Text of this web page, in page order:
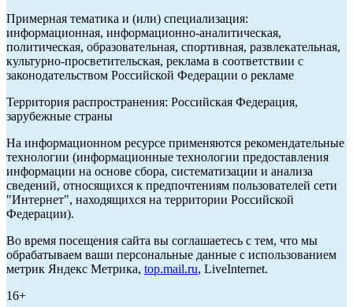
Примерная тематика и (или) специализация:
информационная, информационно-аналитическая,
политическая, образовательная, спортивная, развлекательная,
культурно-просветительская, реклама в соответствии с
законодательством Российской Федерации о рекламе
Территория распространения: Российская Федерация,
зарубежные страны
На информационном ресурсе применяются рекомендательные
технологии (информационные технологии предоставления
информации на основе сбора, систематизации и анализа
сведений, относящихся к предпочтениям пользователей сети
"Интернет", находящихся на территории Российской
Федерации).
Во время посещения сайта вы соглашаетесь с тем, что мы
обрабатываем ваши персональные данные с использованием
метрик Яндекс Метрика, top.mail.ru, LiveInternet.
16+